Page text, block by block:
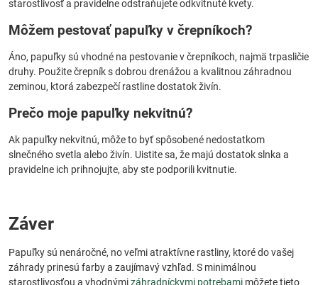
starostlivosť a pravidelne odstraňujete odkvitnuté kvety.
Môžem pestovať papuľky v črepníkoch?
Áno, papuľky sú vhodné na pestovanie v črepníkoch, najmä trpasličie
druhy. Použite črepník s dobrou drenážou a kvalitnou záhradnou
zeminou, ktorá zabezpečí rastline dostatok živín.
Prečo moje papuľky nekvitnú?
Ak papuľky nekvitnú, môže to byť spôsobené nedostatkom
slnečného svetla alebo živín. Uistite sa, že majú dostatok slnka a
pravidelne ich prihnojujte, aby ste podporili kvitnutie.
Záver
Papuľky sú nenáročné, no veľmi atraktívne rastliny, ktoré do vašej
záhrady prinesú farby a zaujímavý vzhľad. S minimálnou
starostlivosťou a vhodnýmizáhradníckymi potrebami môžete tieto